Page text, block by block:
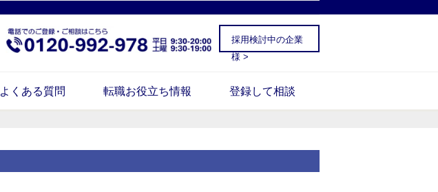
採用検討中の企業
様 >
よくある質問 転職お役立ち情報 登録して相談